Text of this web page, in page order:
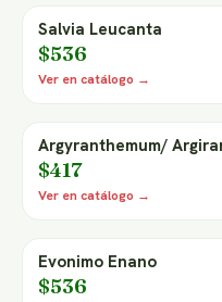
Salvia Leucanta
$536
Ver en catálogo →
Argyranthemum/
$417
Ver en catálogo →
Evonimo Enano
$536